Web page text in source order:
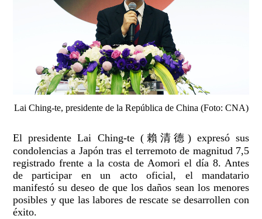
Lai Ching-te, presidente de la República de China (Foto: CNA)
El presidente Lai Ching-te (賴清德) expresó sus
condolencias a Japón tras el terremoto de magnitud 7,5
registrado frente a la costa de Aomori el día 8. Antes
de participar en un acto oficial, el mandatario
manifestó su deseo de que los daños sean los menores
posibles y que las labores de rescate se desarrollen con
éxito.